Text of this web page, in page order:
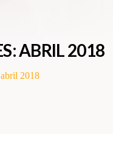
ABRIL 2018
2018